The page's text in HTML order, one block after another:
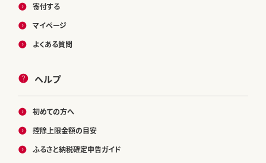
寄付する
マイページ
よくある質問
ヘルプ
初めての方へ
控除上限金額の目安
ふるさと納税確定申告ガイド